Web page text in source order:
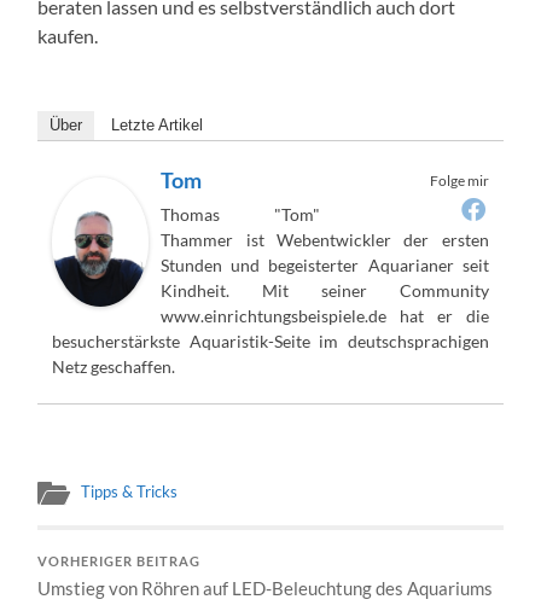
beraten lassen und es selbstverständlich auch dort
kaufen.
Über Letzte Artikel
Folge mir
Tom
Thomas "Tom"
Thammer ist Webentwickler der ersten
Stunden und begeisterter Aquarianer seit
Kindheit. Mit seiner Community
www.einrichtungsbeispiele.de hat er die
besucherstärkste Aquaristik-Seite im deutschsprachigen
Netz geschaffen.
Tipps & Tricks
VORHERIGER BEITRAG
Umstieg von Röhren auf LED-Beleuchtung des Aquariums